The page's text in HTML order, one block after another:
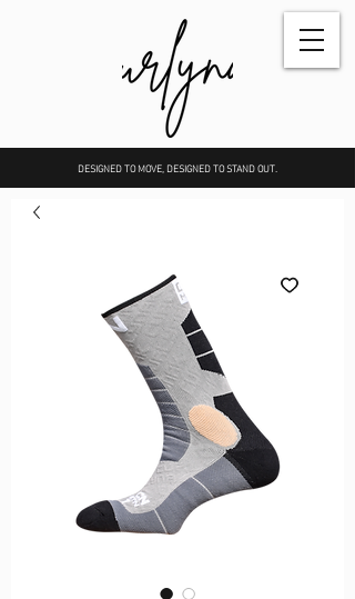
DESIGNED TO MOVE, DESIGNED TO STAND OUT.